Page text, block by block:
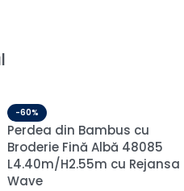
-60%
Perdea din Bambus cu
Broderie Fină Albă 48085
L4.40m/H2.55m cu Rejansa
Wave